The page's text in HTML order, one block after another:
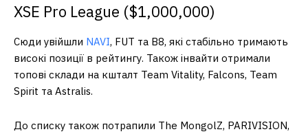
XSE Pro League ($1,000,000)
Сюди увійшли NAVI, FUT та B8, які стабільно тримають
високі позиції в рейтингу. Також інвайти отримали
топові склади на кшталт Team Vitality, Falcons, Team
Spirit та Astralis.
До списку також потрапили The MongolZ, PARIVISION,